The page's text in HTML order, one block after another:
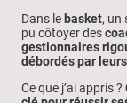
Dans le basket, un
pu côtoyer des
gestionnaires
débordés par
Ce que j’ai appris ?